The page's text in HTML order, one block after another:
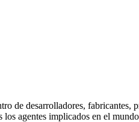
de desarrolladores,
agentes implicados en el